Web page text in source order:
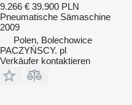
9.266 € 39.900 PLN
Pneumatische Sämaschine
2009
Polen, Bolechowice
PACZYŃSCY. pl
Verkäufer kontaktieren